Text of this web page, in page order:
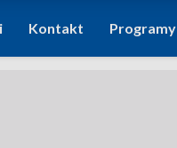
Kontakt Programy